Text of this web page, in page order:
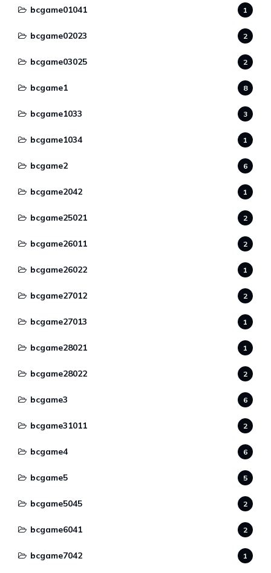
bcgame01041 1
bcgame02023 2
bcgame03025 2
bcgame1 8
bcgame1033 3
bcgame1034 1
bcgame2 6
bcgame2042 1
bcgame25021 2
bcgame26011 2
bcgame26022 1
bcgame27012 2
bcgame27013 1
bcgame28021 1
bcgame28022 2
bcgame3 6
bcgame31011 2
bcgame4 6
bcgame5 5
bcgame5045 2
bcgame6041 2
bcgame7042 1